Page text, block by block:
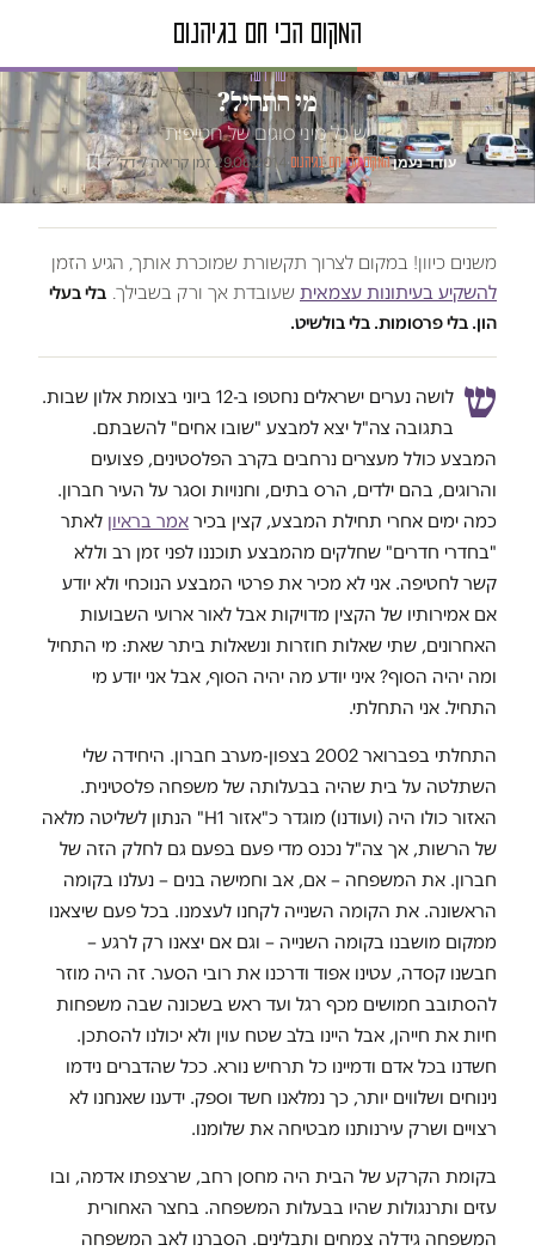
טור דעה
מי התחיל?
יש כל מיני סוגים של חטיפות
עודד נעמן·המקום הכי חם בגיהנום·
29.06.2014
·זמן קריאה 7 דק׳
משנים כיוון! במקום לצרוך תקשורת שמוכרת אותך, הגיע הזמן
להשקיע בעיתונות עצמאית שעובדת אך ורק בשבילך. בלי בעלי
הון. בלי פרסומות. בלי בולשיט.
ש
לושה נערים ישראלים נחטפו ב-12 ביוני בצומת אלון שבות.
בתגובה צה"ל יצא למבצע "שובו אחים" להשבתם.
המבצע כולל מעצרים נרחבים בקרב הפלסטינים, פצועים
והרוגים, בהם ילדים, הרס בתים, וחנויות וסגר על העיר חברון.
כמה ימים אחרי תחילת המבצע, קצין בכיר אמר בראיון לאתר
"בחדרי חדרים" שחלקים מהמבצע תוכננו לפני זמן רב וללא
קשר לחטיפה. אני לא מכיר את פרטי המבצע הנוכחי ולא יודע
אם אמירותיו של הקצין מדויקות אבל לאור ארועי השבועות
האחרונים, שתי שאלות חוזרות ונשאלות ביתר שאת: מי התחיל
ומה יהיה הסוף? איני יודע מה יהיה הסוף, אבל אני יודע מי
התחיל. אני התחלתי.
התחלתי בפברואר 2002 בצפון-מערב חברון. היחידה שלי
השתלטה על בית שהיה בבעלותה של משפחה פלסטינית.
האזור כולו היה (ועודנו) מוגדר כ"אזור H1" הנתון לשליטה מלאה
של הרשות, אך צה"ל נכנס מדי פעם בפעם גם לחלק הזה של
חברון. את המשפחה – אם, אב וחמישה בנים – נעלנו בקומה
הראשונה. את הקומה השנייה לקחנו לעצמנו. בכל פעם שיצאנו
ממקום מושבנו בקומה השנייה – וגם אם יצאנו רק לרגע –
חבשנו קסדה, עטינו אפוד ודרכנו את רובי הסער. זה היה מוזר
להסתובב חמושים מכף רגל ועד ראש בשכונה שבה משפחות
חיות את חייהן, אבל היינו בלב שטח עוין ולא יכולנו להסתכן.
חשדנו בכל אדם ודמיינו כל תרחיש נורא. ככל שהדברים נידמו
נינוחים ושלווים יותר, כך נמלאנו חשד וספק. ידענו שאנחנו לא
רצויים ושרק עירנותנו מבטיחה את שלומנו.
בקומת הקרקע של הבית היה מחסן רחב, שרצפתו אדמה, ובו
עזים ותרנגולות שהיו בבעלות המשפחה. בחצר האחורית
המשפחה גידלה צמחים ותבלינים. הסברנו לאב המשפחה